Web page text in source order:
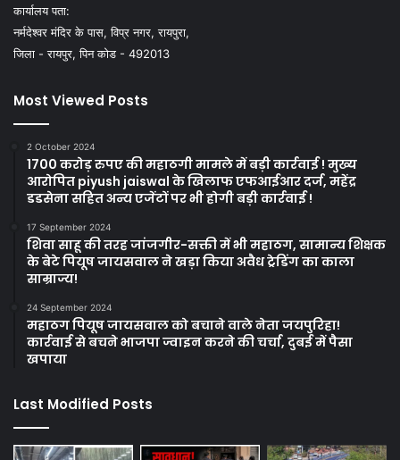
कार्यालय पता:
नर्मदेश्वर मंदिर के पास, विप्र नगर, रायपुरा,
जिला - रायपुर, पिन कोड - 492013
Most Viewed Posts
2 October 2024
1700 करोड़ रुपए की महाठगी मामले में बड़ी कार्रवाई ! मुख्य
आरोपित piyush jaiswal के खिलाफ एफआईआर दर्ज, महेंद्र
डडसेना सहित अन्य एजेंटों पर भी होगी बड़ी कार्रवाई !
17 September 2024
शिवा साहू की तरह जांजगीर-सक्ती में भी महाठग, सामान्य शिक्षक
के बेटे पियूष जायसवाल ने खड़ा किया अवैध ट्रेडिंग का काला
साम्राज्य!
24 September 2024
महाठग पियूष जायसवाल को बचाने वाले नेता जयपुरिहा!
कार्रवाई से बचने भाजपा ज्वाइन करने की चर्चा, दुबई में पैसा
खपाया
Last Modified Posts